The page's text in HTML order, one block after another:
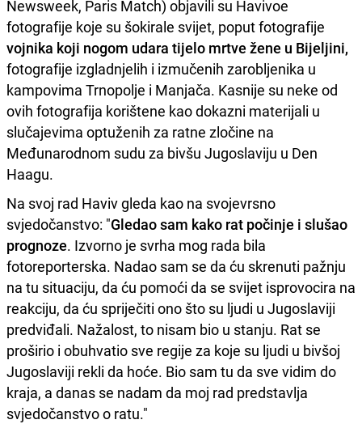
Newsweek, Paris Match) objavili su Havivoe
fotografije koje su šokirale svijet, poput fotografije
vojnika koji nogom udara tijelo mrtve žene u Bijeljini,
fotografije izgladnjelih i izmučenih zarobljenika u
kampovima Trnopolje i Manjača. Kasnije su neke od
ovih fotografija korištene kao dokazni materijali u
slučajevima optuženih za ratne zločine na
Međunarodnom sudu za bivšu Jugoslaviju u Den
Haagu.
Na svoj rad Haviv gleda kao na svojevrsno
svjedočanstvo: "Gledao sam kako rat počinje i slušao
prognoze. Izvorno je svrha mog rada bila
fotoreporterska. Nadao sam se da ću skrenuti pažnju
na tu situaciju, da ću pomoći da se svijet isprovocira na
reakciju, da ću spriječiti ono što su ljudi u Jugoslaviji
predviđali. Nažalost, to nisam bio u stanju. Rat se
proširio i obuhvatio sve regije za koje su ljudi u bivšoj
Jugoslaviji rekli da hoće. Bio sam tu da sve vidim do
kraja, a danas se nadam da moj rad predstavlja
svjedočanstvo o ratu."